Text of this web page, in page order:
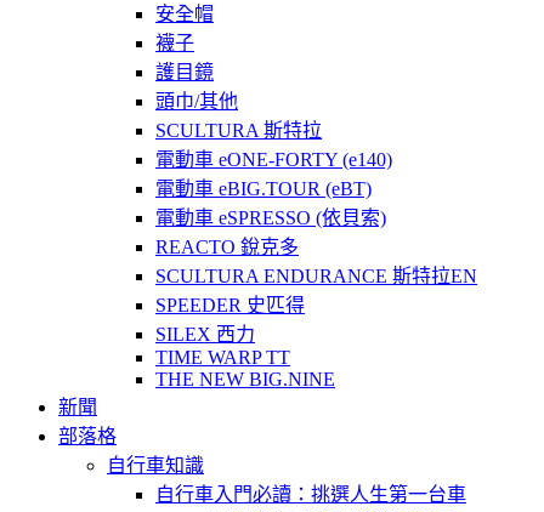
安全帽
襪子
護目鏡
頭巾/其他
SCULTURA 斯特拉
電動車 eONE-FORTY (e140)
電動車 eBIG.TOUR (eBT)
電動車 eSPRESSO (依貝索)
REACTO 銳克多
SCULTURA ENDURANCE 斯特拉EN
SPEEDER 史匹得
SILEX 西力
TIME WARP TT
THE NEW BIG.NINE
新聞
部落格
自行車知識
自行車入門必讀：挑選人生第一台車